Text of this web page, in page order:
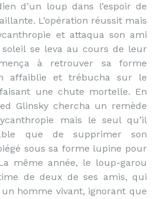
d’un loup dans l’espoir de
L’opération réussit mais
et attaqua son ami
soleil se leva au cours de leur
à retrouver sa forme
affaiblie et trébucha sur le
une chute mortelle. En
Glinsky chercha un remède
mais le seul qu’il
que de supprimer son
sous sa forme lupine pour
même année, le loup-garou
de deux de ses amis, qui
homme vivant, ignorant que